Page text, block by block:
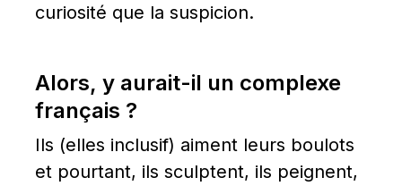
curiosité que la suspicion.
Alors, y aurait-il un complexe
français ?
Ils (elles inclusif) aiment leurs boulots
et pourtant, ils sculptent, ils peignent,